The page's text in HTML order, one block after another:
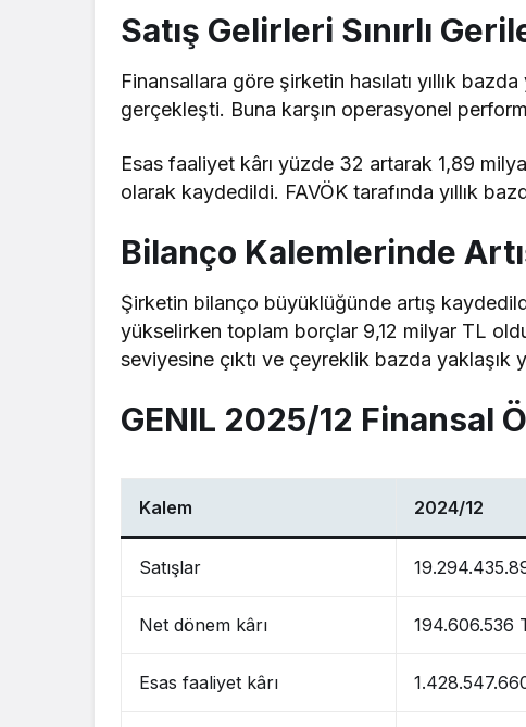
Satış Gelirleri Sınırlı
Finansallara göre şirketin hasılatı yıllık
gerçekleşti. Buna karşın operasyonel
Esas faaliyet kârı yüzde 32 artarak 1,89
olarak kaydedildi. FAVÖK tarafında yıllık
Bilanço Kalemlerinde
Şirketin bilanço büyüklüğünde artış
yükselirken toplam borçlar 9,12 milyar TL
seviyesine çıktı ve çeyreklik bazda yaklaşık
GENIL 2025/12 Finansal
Kalem 2024/12
Satışlar
Net dönem kârı 194.606.536
Esas faaliyet kârı